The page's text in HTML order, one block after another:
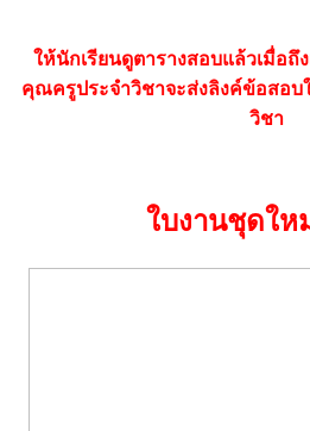
ให้นักเรียนดูตารางสอบแล้วเมื่อถึ
คุณครูประจำวิชาจะส่งลิงค์ข้อสอบ
วิชา
ใบงานชุดให